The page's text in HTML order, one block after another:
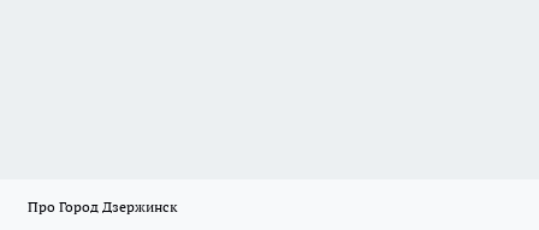
Про Город Дзержинск